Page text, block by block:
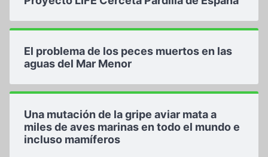
El problema de los peces muertos en las
aguas del Mar Menor
Una mutación de la gripe aviar mata a
miles de aves marinas en todo el mundo e
incluso mamíferos